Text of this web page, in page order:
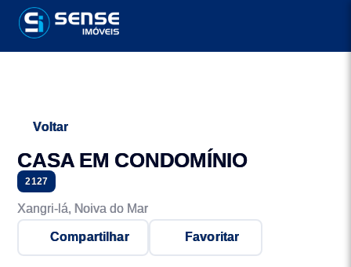
Voltar
CASA EM CONDOMÍNIO
2127
Xangri-lá, Noiva do Mar
Compartilhar Favoritar